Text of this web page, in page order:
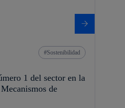
Sostenibilidad
1 del sector en la
de